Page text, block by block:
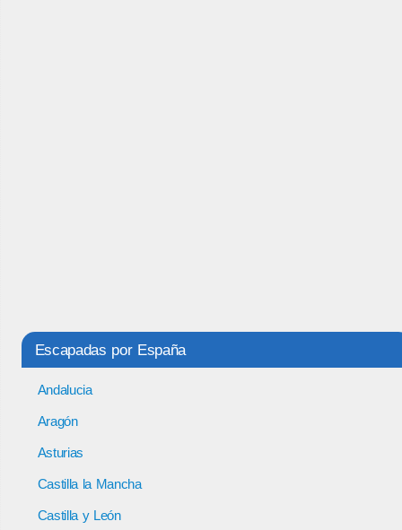
Escapadas por España
Andalucia
Aragón
Asturias
Castilla la Mancha
Castilla y León